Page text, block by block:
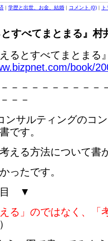
| 学歴と出世、お金、結婚 | コメント (0) |
とすべてまとまる』村
とすべてまとまる
book/
－－－－－－－－－
－－
ンサルティングのコ
です。
える方法について書
ったです。
目 ▼
える」のではなく、「